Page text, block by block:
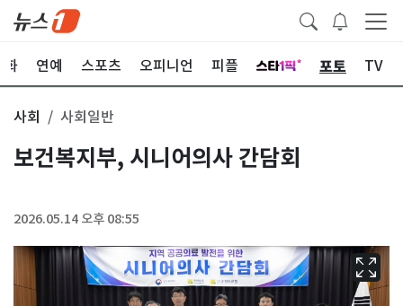
화 연예 스포츠 오피니언 피플 포토 TV
사회 사회일반
보건복지부, 시니어의사 간담회
2026.05.14 오후 08:55